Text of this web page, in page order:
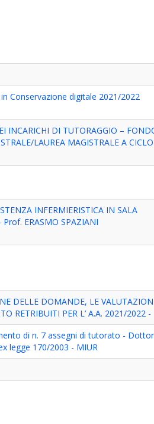
Conservazione digitale 2021/2022
INCARICHI DI TUTORAGGIO –
LAUREA MAGISTRALE A CICLO
INFERMIERISTICA IN SALA
Prof. ERASMO SPAZIANI
DELLE DOMANDE, LE
RETRIBUITI PER L’ A.A. 2021/2022 -
di n. 7 assegni di tutorato -
legge 170/2003 - MIUR